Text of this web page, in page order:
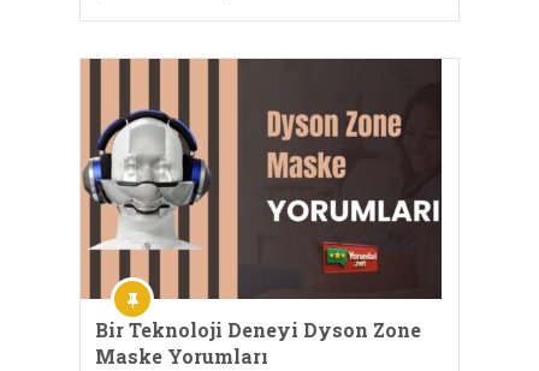
Bir Teknoloji Deneyi Dyson Zone
Maske Yorumları